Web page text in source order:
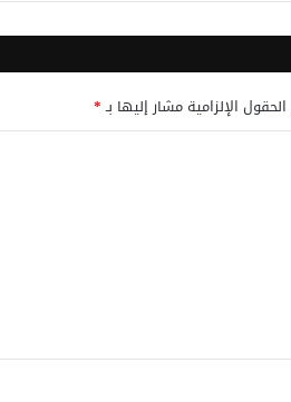
الحقول الإلزامية مشار إليها بـ*